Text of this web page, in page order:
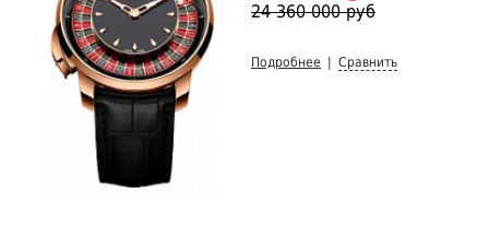
24 360 000 руб
Подробнее Сравнить